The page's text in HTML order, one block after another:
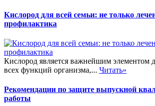
Кислород для всей семьи: не только
профилактика
Кислород является важнейшим элементом
всех функций организма,... Читать»
Рекомендации по защите выпускной
работы